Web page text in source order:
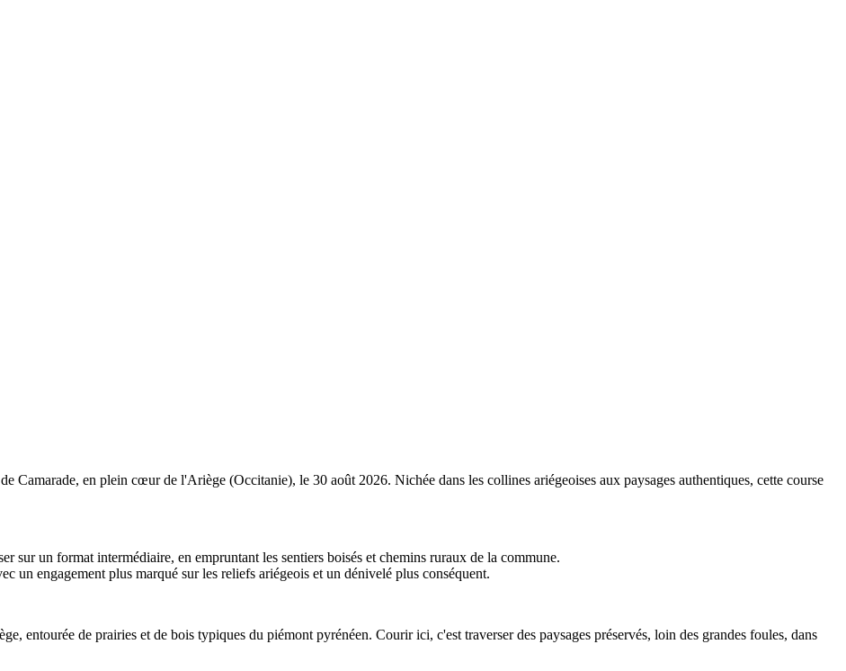
Camarade, en plein cœur de l'Ariège (Occitanie), le 30 août 2026. Nichée dans les collines ariégeoises aux paysages authentiques, cette course
sur un format intermédiaire, en empruntant les sentiers boisés et chemins ruraux de la commune.
un engagement plus marqué sur les reliefs ariégeois et un dénivelé plus conséquent.
entourée de prairies et de bois typiques du piémont pyrénéen. Courir ici, c'est traverser des paysages préservés, loin des grandes foules, dans